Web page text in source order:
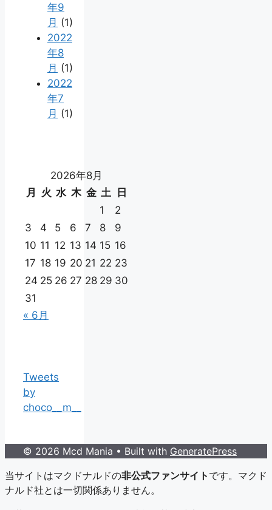
年9
月 (1)
2022
年8
月 (1)
2022
年7
月 (1)
2026年8月
月
火 水 木 金 土
日
1
2
3
4 5 6 7 8
9
10 11 12 13 14 15 16
17 18 19 20 21 22 23
24 25 26 27 28 29 30
31
« 6月
Tweets
by
choco__m__
© 2026 Mcd Mania • Built with GeneratePress
当サイトはマクドナルドの非公式ファンサイト です。マクド
ナルド社とは一切関係ありません。